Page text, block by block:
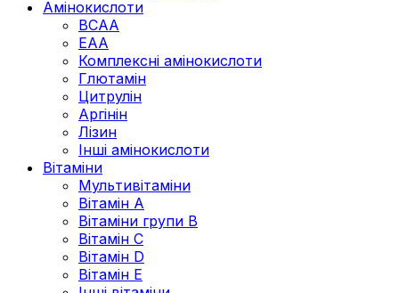
Амінокислоти
BCAA
EAA
Комплексні амінокислоти
Глютамін
Цитрулін
Аргінін
Лізин
Інші амінокислоти
Вітаміни
Мультивітаміни
Вітамін А
Вітаміни групи В
Вітамін C
Вітамін D
Вітамін Е